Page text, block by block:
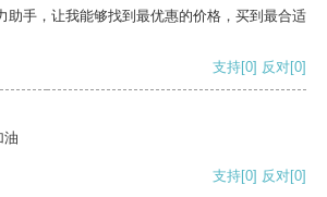
助手，让我能够找到最优惠的价格，买到最合适
支持[0] 反对[0]
油
支持[0] 反对[0]